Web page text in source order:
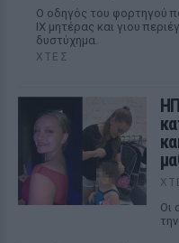
Ο οδηγός του φορτηγού
ΙΧ μητέρας και γιου
δυστύχημα.
ΧΤΕΣ
Οι